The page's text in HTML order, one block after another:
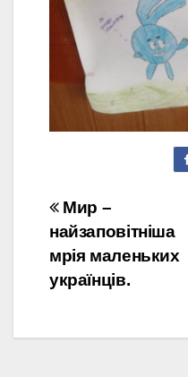
Навігація
записів
Мир –
найзаповітніша
мрія маленьких
українців.